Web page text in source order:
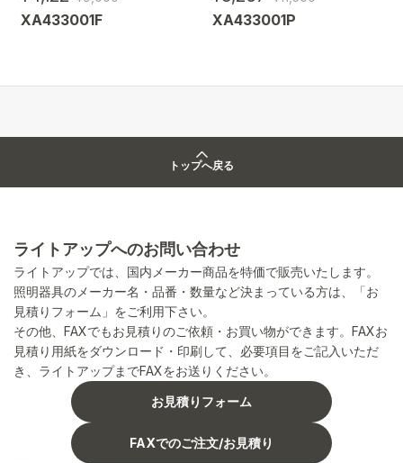
XA433001F XA433001P
トップへ戻る
ライトアップへのお問い合わせ
ライトアップでは、国内メーカー商品を特価で販売いたします。
照明器具のメーカー名・品番・数量など決まっている方は、「お
見積りフォーム」をご利用下さい。
その他、FAXでもお見積りのご依頼・お買い物ができます。FAXお
見積り用紙をダウンロード・印刷して、必要項目をご記入いただ
き、ライトアップまでFAXをお送りください。
お見積りフォーム
FAXでのご注文/お見積り